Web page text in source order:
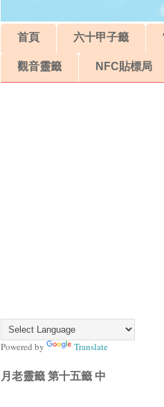
首頁 六十甲子籤
觀音靈籤 NFC貼標局
Powered by Translate
月老靈籤 第十五籤 中